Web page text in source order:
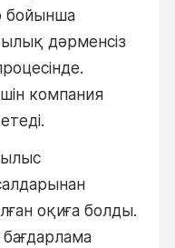
бойынша
дәрменсіз
компания
оқиға болды.